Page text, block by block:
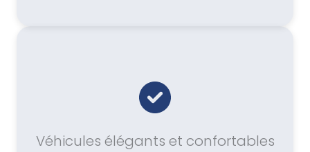
Véhicules élégants et confortables